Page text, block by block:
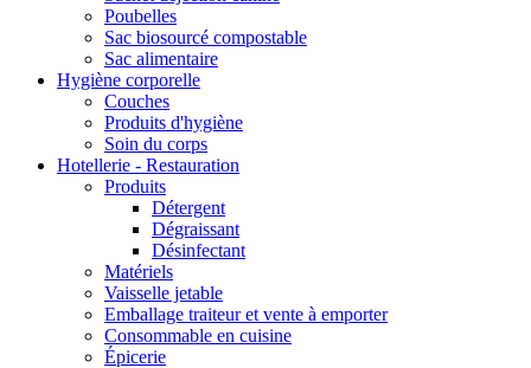
Poubelles
Sac biosourcé compostable
Sac alimentaire
Hygiène corporelle
Couches
Produits d'hygiène
Soin du corps
Hotellerie - Restauration
Produits
Détergent
Dégraissant
Désinfectant
Matériels
Vaisselle jetable
Emballage traiteur et vente à emporter
Consommable en cuisine
Épicerie